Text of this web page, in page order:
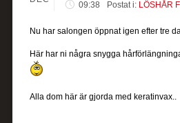
09:38 Postat i: LÖSHÅR
Nu har salongen öppnat igen efter tre
Här har ni några snygga
Alla dom här är gjorda med keratinvax..